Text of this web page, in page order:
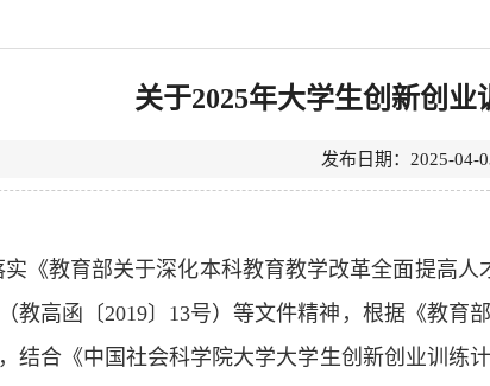
关于2025年大学生创新创
发布日期：2025-
《教育部关于深化本科教育教学改革全面提高
教高函〔2019〕13号）等文件精神，根据《教
结合《中国社会科学院大学大学生创新创业训练